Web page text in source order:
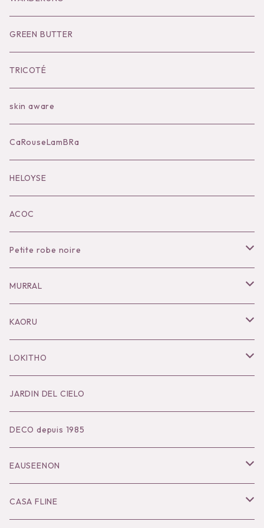
Socks
Shoes
Bilitis dix-sept ans
Inner
Outer
Bag
Accessories
Black series
KOKO別注
Goods
Goods
GREEN BUTTER
TRICOTÉ
skin aware
CaRouseLamBRa
HELOYSE
ACOC
Petite robe noire
Necklace
Pierce
Bracelet／Bangle
Ring
Brooch
Hair Accessories
MURRAL
Outer
Tops
Bottoms
Dress
Accessories
KAORU
Necklace
Pierce
Ear Cuff
Bangle
Ring
LOKITHO
Tops
Bottoms
Dress
Knit
JARDIN DEL CIELO
DECO depuis 1985
EAUSEENON
Tops
CASA FLINE